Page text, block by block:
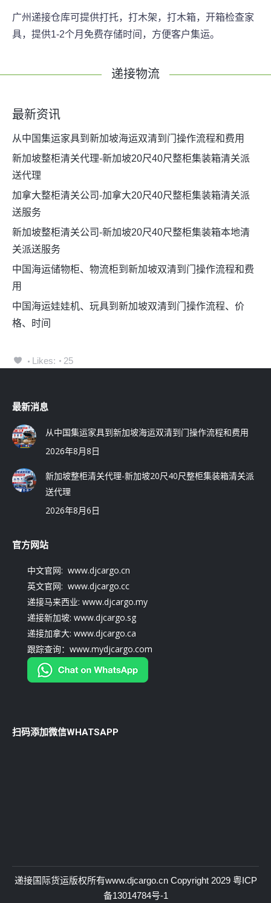
广州递接仓库可提供打托，打木架，打木箱，开箱检查家
具，提供1-2个月免费存储时间，方便客户集运。
递接物流
最新资讯
从中国集运家具到新加坡海运双清到门操作流程和费用
新加坡整柜清关代理-新加坡20尺40尺整柜集装箱清关派
送代理
加拿大整柜清关公司-加拿大20尺40尺整柜集装箱清关派
送服务
新加坡整柜清关公司-新加坡20尺40尺整柜集装箱本地清
关派送服务
中国海运储物柜、物流柜到新加坡双清到门操作流程和费
用
中国海运娃娃机、玩具到新加坡双清到门操作流程、价
格、时间
Likes: 25
最新消息
从中国集运家具到新加坡海运双清到门操作流程和费用
2026年8月8日
新加坡整柜清关代理-新加坡20尺40尺整柜集装箱清关派
送代理
2026年8月6日
官方网站
中文官网: www.djcargo.cn
英文官网: www.djcargo.cc
递接马来西业: www.djcargo.my
递接新加坡: www.djcargo.sg
递接加拿大: www.djcargo.ca
跟踪查询：www.mydjcargo.com
扫码添加微信WHATSAPP
递接国际货运版权所有www.djcargo.cnCopyright 2029 粤ICP
备13014784号-1